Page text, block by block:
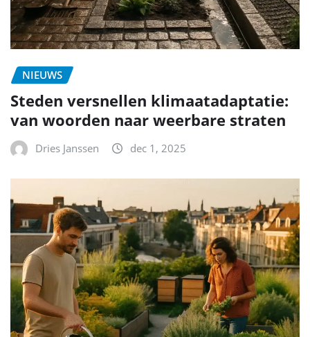
NIEUWS
Steden versnellen klimaatadaptatie:
van woorden naar weerbare straten
Dries Janssen dec 1, 2025